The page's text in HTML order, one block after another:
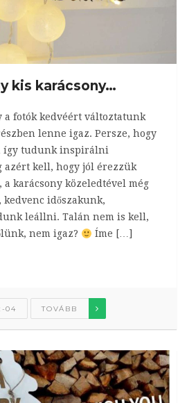
kis karácsony…
a fotók kedvéért változtatunk
lenne igaz. Persze, hogy
így tudunk inspirálni
azért kell, hogy jól érezzük
karácsony közeledtével még
időszakunk,
leállni. Talán nem is kell,
nem igaz?
Íme […]
04 TOVÁBB